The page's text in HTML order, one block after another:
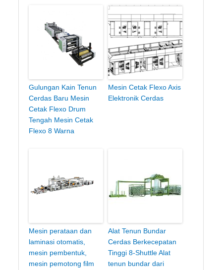
Gulungan Kain Tenun
Cerdas Baru Mesin
Cetak Flexo Drum
Tengah Mesin Cetak
Flexo 8 Warna
Mesin Cetak Flexo Axis
Elektronik Cerdas
Mesin perataan dan
laminasi otomatis,
mesin pembentuk,
mesin pemotong film
Alat Tenun Bundar
Cerdas Berkecepatan
Tinggi 8-Shuttle Alat
tenun bundar dari